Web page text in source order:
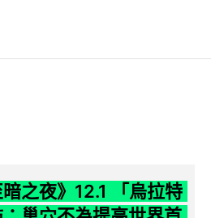
暗之夜》12.1 「烏拉特